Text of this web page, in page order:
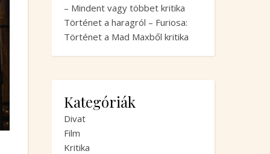
– Mindent vagy többet kritika
Történet a haragról – Furiosa:
Történet a Mad Maxből kritika
Kategóriák
Divat
Film
Kritika